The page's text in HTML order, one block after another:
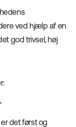
ved hjælp af en
god trivsel, høj
det først og